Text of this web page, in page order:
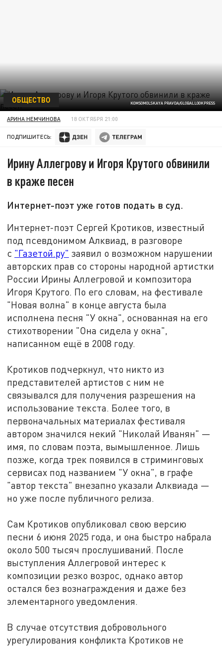
KOMSOMOLSKAYA PRAVDA/GLOBALLOOKPRESS
ОБЩЕСТВО
АРИНА НЕМЧИНОВА 18 ОКТЯБРЯ 21:00
ПОДПИШИТЕСЬ:
Ирину Аллегрову и Игоря Крутого обвинили
в краже песен
Интернет-поэт уже готов подать в суд.
Интернет-поэт Сергей Кротиков, известный
под псевдонимом Алквиад, в разговоре
с "Газетой.ру" заявил о возможном нарушении
авторских прав со стороны народной артистки
России Ирины Аллегровой и композитора
Игоря Крутого. По его словам, на фестивале
"Новая волна" в конце августа была
исполнена песня "У окна", основанная на его
стихотворении "Она сидела у окна",
написанном ещё в 2008 году.
Кротиков подчеркнул, что никто из
представителей артистов с ним не
связывался для получения разрешения на
использование текста. Более того, в
первоначальных материалах фестиваля
автором значился некий "Николай Иванян" —
имя, по словам поэта, вымышленное. Лишь
позже, когда трек появился в стриминговых
сервисах под названием "У окна", в графе
"автор текста" внезапно указали Алквиада —
но уже после публичного релиза.
Сам Кротиков опубликовал свою версию
песни 6 июня 2025 года, и она быстро набрала
около 500 тысяч прослушиваний. После
выступления Аллегровой интерес к
композиции резко возрос, однако автор
остался без вознаграждения и даже без
элементарного уведомления.
В случае отсутствия добровольного
урегулирования конфликта Кротиков не